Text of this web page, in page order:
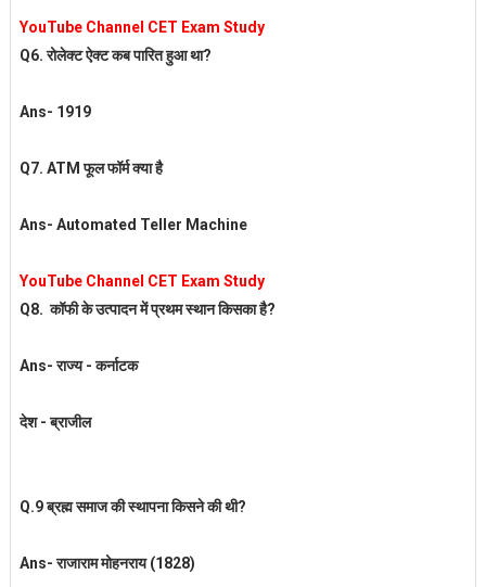
YouTube Channel CET Exam Study
Q6. रोलेक्ट ऐक्ट कब पारित हुआ था?
Ans- 1919
Q7. ATM फूल फॉर्म क्या है
Ans- Automated Teller Machine
YouTube Channel CET Exam Study
Q8. कॉफी के उत्पादन में प्रथम स्थानकिसका है?
Ans- राज्य - कर्नाटक
देश - ब्राजील
Q.9 ब्रह्म समाज की स्थापना किसने की थी?
Ans- राजाराम मोहनराय (1828)